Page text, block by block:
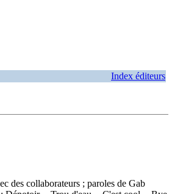
Index éditeurs
des collaborateurs ; paroles de Gab